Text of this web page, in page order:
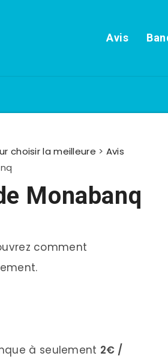
Avis
choisir la meilleure > Avis
Monabanq
comment
à seulement 2€ /